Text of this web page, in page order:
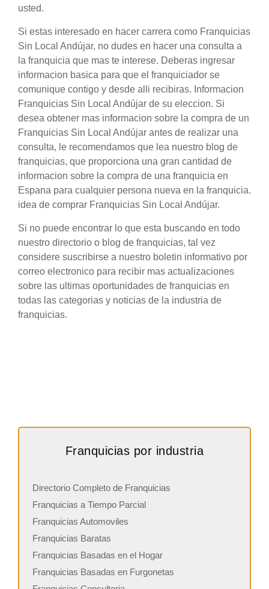
usted.
Si estas interesado en hacer carrera como Franquicias
Sin Local Andújar, no dudes en hacer una consulta a
la franquicia que mas te interese. Deberas ingresar
informacion basica para que el franquiciador se
comunique contigo y desde alli recibiras. Informacion
Franquicias Sin Local Andújar de su eleccion. Si
desea obtener mas informacion sobre la compra de un
Franquicias Sin Local Andújar antes de realizar una
consulta, le recomendamos que lea nuestro blog de
franquicias, que proporciona una gran cantidad de
informacion sobre la compra de una franquicia en
Espana para cualquier persona nueva en la franquicia.
idea de comprar Franquicias Sin Local Andújar.
Si no puede encontrar lo que esta buscando en todo
nuestro directorio o blog de franquicias, tal vez
considere suscribirse a nuestro boletin informativo por
correo electronico para recibir mas actualizaciones
sobre las ultimas oportunidades de franquicias en
todas las categorias y noticias de la industria de
franquicias.
Franquicias por industria
Directorio Completo de Franquicias
Franquicias a Tiempo Parcial
Franquicias Automoviles
Franquicias Baratas
Franquicias Basadas en el Hogar
Franquicias Basadas en Furgonetas